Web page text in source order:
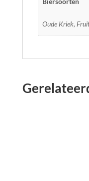
Oude Kriek,